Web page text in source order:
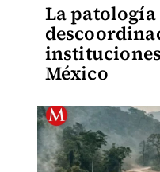
La patología
México